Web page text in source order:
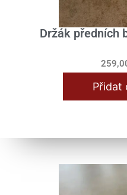
Držák předních
Přidat